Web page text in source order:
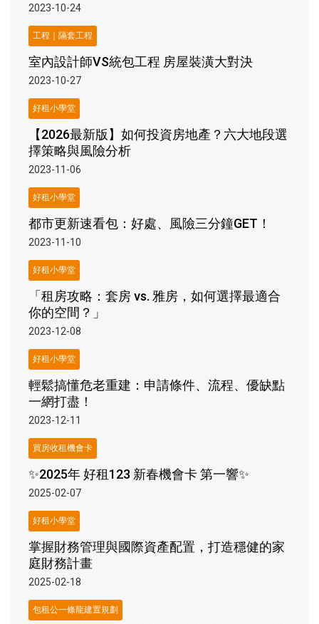
2023-10-24
工程｜隔套工程
室內設計師VS統包工程 房屋裝潢大對決
2023-10-27
好租小學堂
【2026最新版】如何投資房地產？六大地段選
擇策略與風險分析
2023-11-06
好租小學堂
都市更新速看包：好處、風險三分鐘GET！
2023-11-10
好租小學堂
「租房攻略：套房 vs. 雅房，如何選擇最適合
你的空間？」
2023-12-08
好租小學堂
輕鬆搞懂危老重建：申請條件、流程、優缺點
一網打盡！
2023-12-11
買房收租機會卡
✨2025年 好租123 新春機會卡 第一響✨
2025-02-07
好租小學堂
掌握財務管理與國際資產配置，打造穩健的家
庭財務計畫
2025-02-18
包租公一條龍建置規劃